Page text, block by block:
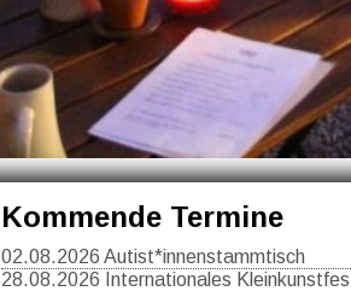
Kommende Termine
02.08.2026 Autist*innenstammtisch
28.08.2026 Internationales